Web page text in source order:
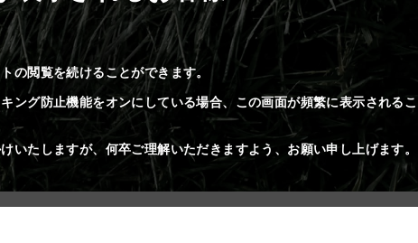
の閲覧を続けることができます。
ング防止機能をオンにしている場合、この画面が頻繁に表示されるこ
いたしますが、何卒ご理解いただきますよう、お願い申し上げます。